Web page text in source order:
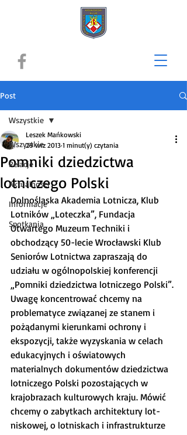
Post
Wszystkie
Relacje
Aktualności
Informacje
Spotkania
Wszystkie
Pomniki dziedzictwa
lotniczego Polski
Leszek Mańkowski
29 wrz 2013 1 minut(y) czytania
Dolnośląska Akademia Lotnicza, Klub
Lotników „Loteczka”, Fundacja
Otwartego Muzeum Techniki i
obchodzący 50-lecie Wrocławski Klub
Seniorów Lotnictwa zapraszają do
udziału w ogólnopolskiej konferencji
„Pomniki dzie­dzic­twa lotniczego Polski”.
Uwagę koncentrować chcemy na
problematyce związanej ze stanem i
pożądanymi kierunkami ochrony i
ekspozycji, także wyzyskania w ce­lach
edukacyjnych i oświatowych
materialnych dokumentów dziedzictwa
lotniczego Polski po­zostających w
krajobrazach kulturowych kraju. Mówić
chcemy o zabytkach architektury lot­
niskowej, o lotniskach i infrastrukturze